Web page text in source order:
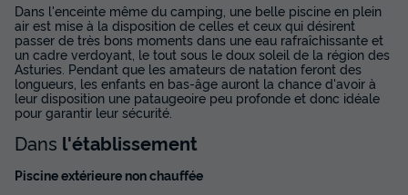
Dans l'enceinte même du camping, une belle piscine en plein
air est mise à la disposition de celles et ceux qui désirent
passer de très bons moments dans une eau rafraîchissante et
un cadre verdoyant, le tout sous le doux soleil de la région des
Asturies. Pendant que les amateurs de natation feront des
longueurs, les enfants en bas-âge auront la chance d'avoir à
leur disposition une pataugeoire peu profonde et donc idéale
pour garantir leur sécurité.
Dans l'établissement
Piscine extérieure non chauffée